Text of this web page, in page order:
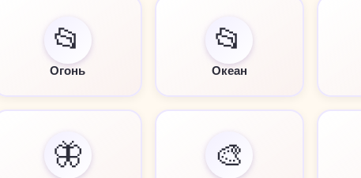
📂
Огонь
📂
Океан
🦋 🎨